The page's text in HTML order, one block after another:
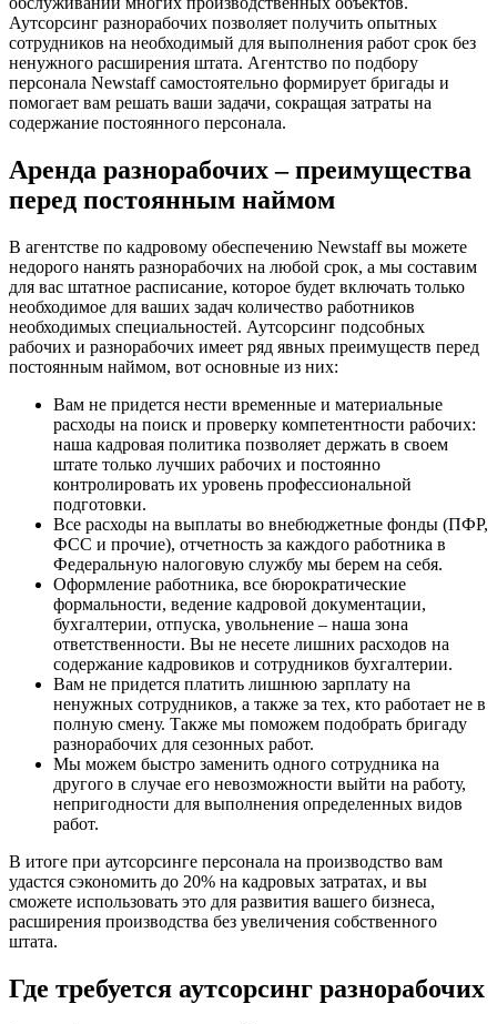
Аутсорсинг разнорабочих позволяет получить опытных
сотрудников на необходимый для выполнения работ срок без
ненужного расширения штата. Агентство по подбору
персонала Newstaff самостоятельно формирует бригады и
помогает вам решать ваши задачи, сокращая затраты на
содержание постоянного персонала.
Аренда разнорабочих – преимущества
перед постоянным наймом
В агентстве по кадровому обеспечению Newstaff вы можете
недорого нанять разнорабочих на любой срок, а мы составим
для вас штатное расписание, которое будет включать только
необходимое для ваших задач количество работников
необходимых специальностей. Аутсорсинг подсобных
рабочих и разнорабочих имеет ряд явных преимуществ перед
постоянным наймом, вот основные из них:
Вам не придется нести временные и материальные
расходы на поиск и проверку компетентности рабочих:
наша кадровая политика позволяет держать в своем
штате только лучших рабочих и постоянно
контролировать их уровень профессиональной
подготовки.
Все расходы на выплаты во внебюджетные фонды (ПФР,
ФСС и прочие), отчетность за каждого работника в
Федеральную налоговую службу мы берем на себя.
Оформление работника, все бюрократические
формальности, ведение кадровой документации,
бухгалтерии, отпуска, увольнение – наша зона
ответственности. Вы не несете лишних расходов на
содержание кадровиков и сотрудников бухгалтерии.
Вам не придется платить лишнюю зарплату на
ненужных сотрудников, а также за тех, кто работает не в
полную смену. Также мы поможем подобрать бригаду
разнорабочих для сезонных работ.
Мы можем быстро заменить одного сотрудника на
другого в случае его невозможности выйти на работу,
непригодности для выполнения определенных видов
работ.
В итоге при аутсорсинге персонала на производство вам
удастся сэкономить до 20% на кадровых затратах, и вы
сможете использовать это для развития вашего бизнеса,
расширения производства без увеличения собственного
штата.
Где требуется аутсорсинг разнорабочих